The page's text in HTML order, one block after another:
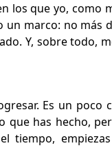
los que yo, como
marco: no más
Y, sobre todo,
Es un poco
has hecho,
tiempo,